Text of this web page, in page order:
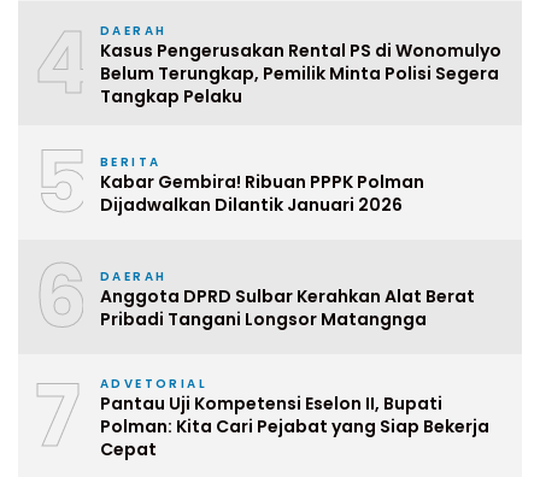
4 DAERAH
Kasus Pengerusakan Rental PS di Wonomulyo
Belum Terungkap, Pemilik Minta Polisi Segera
Tangkap Pelaku
5 BERITA
Kabar Gembira! Ribuan PPPK Polman
Dijadwalkan Dilantik Januari 2026
6 DAERAH
Anggota DPRD Sulbar Kerahkan Alat Berat
Pribadi Tangani Longsor Matangnga
7 ADVETORIAL
Pantau Uji Kompetensi Eselon II, Bupati
Polman: Kita Cari Pejabat yang Siap Bekerja
Cepat